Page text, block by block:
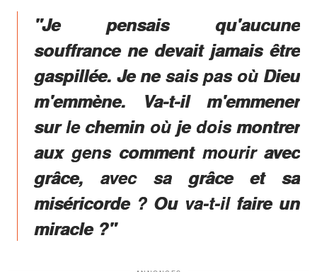
"Je pensais qu'aucune
souffrance ne devait jamais être
gaspillée. Je ne sais pas où Dieu
m'emmène. Va-t-il m'emmener
sur le chemin où je dois montrer
aux gens comment mourir avec
grâce, avec sa grâce et sa
miséricorde ? Ou va-t-il faire un
miracle ?"